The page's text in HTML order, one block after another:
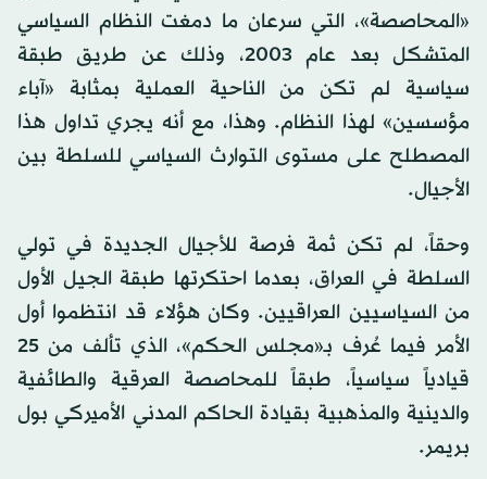
«المحاصصة»، التي سرعان ما دمغت النظام السياسي
المتشكل بعد عام 2003، وذلك عن طريق طبقة
سياسية لم تكن من الناحية العملية بمثابة «آباء
مؤسسين» لهذا النظام. وهذا، مع أنه يجري تداول هذا
المصطلح على مستوى التوارث السياسي للسلطة بين
الأجيال.
وحقاً، لم تكن ثمة فرصة للأجيال الجديدة في تولي
السلطة في العراق، بعدما احتكرتها طبقة الجيل الأول
من السياسيين العراقيين. وكان هؤلاء قد انتظموا أول
الأمر فيما عُرف بـ«مجلس الحكم»، الذي تألف من 25
قيادياً سياسياً، طبقاً للمحاصصة العرقية والطائفية
والدينية والمذهبية بقيادة الحاكم المدني الأميركي بول
بريمر.